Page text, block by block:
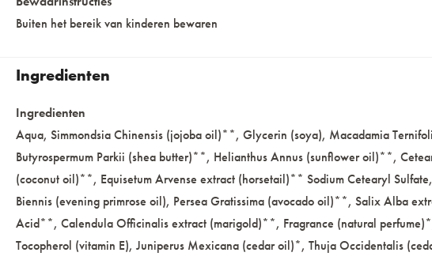
Buiten het bereik van kinderen bewaren
Ingredienten
Ingredienten
Aqua, Simmondsia Chinensis (jojoba oil)**, Glycerin (soya), Macadamia
Butyrospermum Parkii (shea butter)**, Helianthus Annus (sunflower oil)**,
(coconut oil)**, Equisetum Arvense extract (horsetail)** Sodium Cetearyl
Biennis (evening primrose oil), Persea Gratissima (avocado oil)**, Salix Alba
Acid**, Calendula Officinalis extract (marigold)**, Fragrance (natural
Tocopherol (vitamin E), Juniperus Mexicana (cedar oil)*, Thuja Occidentalis